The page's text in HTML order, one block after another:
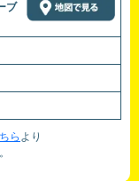
ブ
ら より